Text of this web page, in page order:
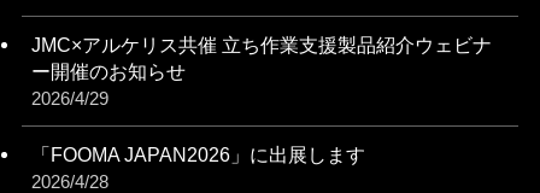
JMC×アルケリス共催 立ち作業支援製品紹介ウェビナ
ー開催のお知らせ
2026/4/29
「FOOMA JAPAN2026」に出展します
2026/4/28